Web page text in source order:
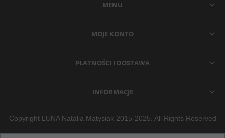
MENU
MOJE KONTO
PŁATNOŚCI I DOSTAWA
INFORMACJE
Copyright LUNA Natalia Matysiak 2015-2025. All Rights Reserved